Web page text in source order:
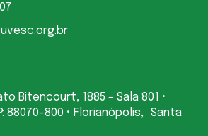
Bitencourt, 1885 – Sala 801 •
88070-800 • Florianópolis, Santa